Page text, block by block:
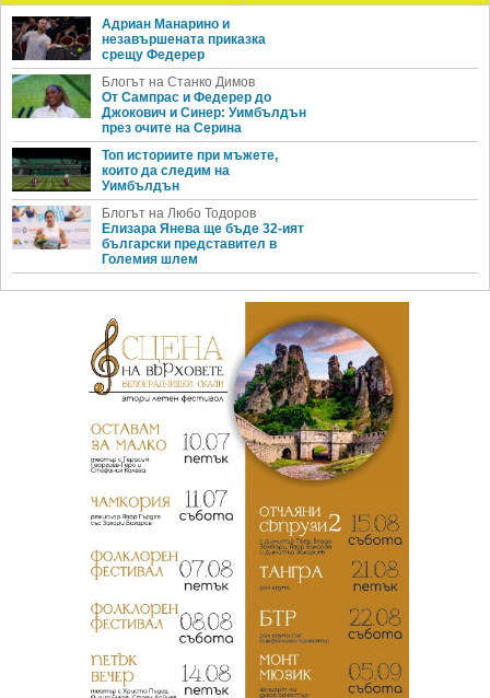
Адриан Манарино и
незавършената приказка
срещу Федерер
Блогът на Станко Димов
От Сампрас и Федерер до
Джокович и Синер: Уимбълдън
през очите на Серина
Топ историите при мъжете,
които да следим на
Уимбълдън
Блогът на Любо Тодоров
Елизара Янева ще бъде 32-ият
български представител в
Големия шлем